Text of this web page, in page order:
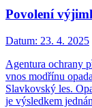
Povolení
Datum: 23. 4. 2025
Agentura ochrany
vnos modřínu
Slavkovský les.
je výsledkem